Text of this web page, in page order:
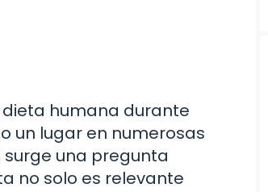
dieta humana durante
un lugar en numerosas
una pregunta
no solo es relevante